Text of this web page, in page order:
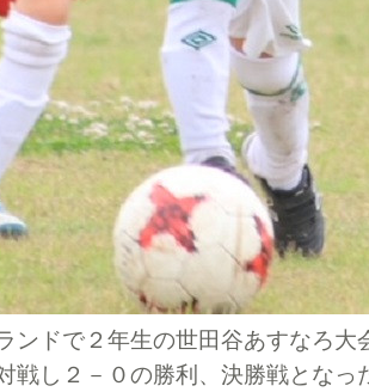
ンドで２年生の世田谷あすなろ
戦し２－０の勝利、決勝戦とな